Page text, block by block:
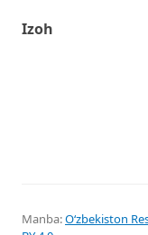
Izoh
Manba:Oʻzbekiston